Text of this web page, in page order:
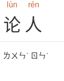
lùn rén
论人
ㄌㄨㄣˋ ㄖㄣˊ